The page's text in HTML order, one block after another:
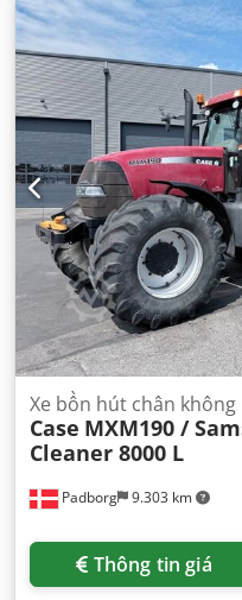
Padborg 9.303 km
Xe bồn hút chân không
Case MXM190 /
Cleaner 8000 L
Thông tin giá